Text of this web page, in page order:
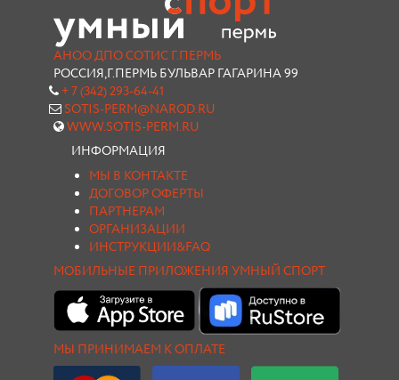
АНОО ДПО СОТИС Г.ПЕРМЬ
РОССИЯ,Г.ПЕРМЬ БУЛЬВАР ГАГАРИНА 99
+ 7 (342) 293-64-41
SOTIS-PERM@NAROD.RU
WWW.SOTIS-PERM.RU
ИНФОРМАЦИЯ
МЫ В КОНТАКТЕ
ДОГОВОР ОФЕРТЫ
ПАРТНЕРАМ
ОРГАНИЗАЦИИ
ИНСТРУКЦИИ&FAQ
МОБИЛЬНЫЕ ПРИЛОЖЕНИЯ УМНЫЙ СПОРТ
МЫ ПРИНИМАЕМ К ОПЛАТЕ